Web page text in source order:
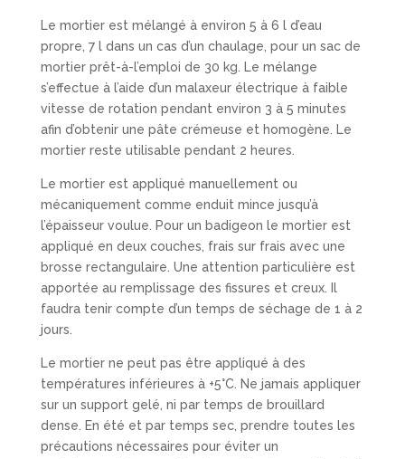
Le mortier est mélangé à environ 5 à 6 l d’eau
propre, 7 l dans un cas d’un chaulage, pour un sac de
mortier prêt-à-l’emploi de 30 kg. Le mélange
s’effectue à l’aide d’un malaxeur électrique à faible
vitesse de rotation pendant environ 3 à 5 minutes
afin d’obtenir une pâte crémeuse et homogène. Le
mortier reste utilisable pendant 2 heures.
Le mortier est appliqué manuellement ou
mécaniquement comme enduit mince jusqu’à
l’épaisseur voulue. Pour un badigeon le mortier est
appliqué en deux couches, frais sur frais avec une
brosse rectangulaire. Une attention particulière est
apportée au remplissage des fissures et creux. Il
faudra tenir compte d’un temps de séchage de 1 à 2
jours.
Le mortier ne peut pas être appliqué à des
températures inférieures à +5°C. Ne jamais appliquer
sur un support gelé, ni par temps de brouillard
dense. En été et par temps sec, prendre toutes les
précautions nécessaires pour éviter un